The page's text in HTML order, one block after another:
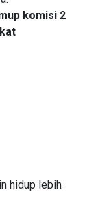
komisi 2
hidup lebih